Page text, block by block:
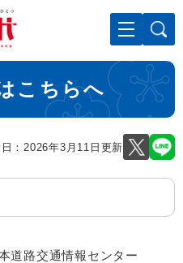
して本文へ
こちらへ
：2026年3月11日更新
道路交通情報センター